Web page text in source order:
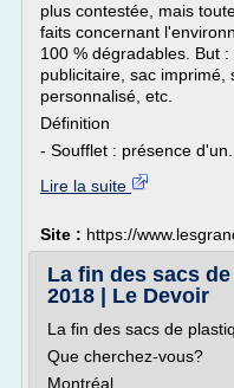
plus contestée, mais
faits concernant
100 % dégradables. But
publicitaire, sac imprimé,
personnalisé, etc.
Définition
- Soufflet : présence d'un...
Lire la suite
Site : https://
La fin des sacs
2018 | Le Devoir
La fin des sacs de
Que cherchez-vous?
Montréal